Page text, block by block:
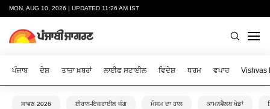
MON, AUG 10, 2026 | UPDATED 11:26 AM IST
ਪੰਜਾਬ ਦੇਸ਼ ਤਾਜ਼ਾ ਖ਼ਬਰਾਂ ਲਾਈਫ ਸਟਾਈਲ ਵਿਦੇਸ਼ ਧਰਮ ਵਪਾਰ Vishvas
ਸਾਵਣ 2026 ਈਰਾਨ-ਇਜ਼ਰਾਈਲ ਜੰਗ ਮੌਸਮ ਦਾ ਹਾਲ ਕਾਮਨਵੈਲਥ ਖੇਡਾਂ